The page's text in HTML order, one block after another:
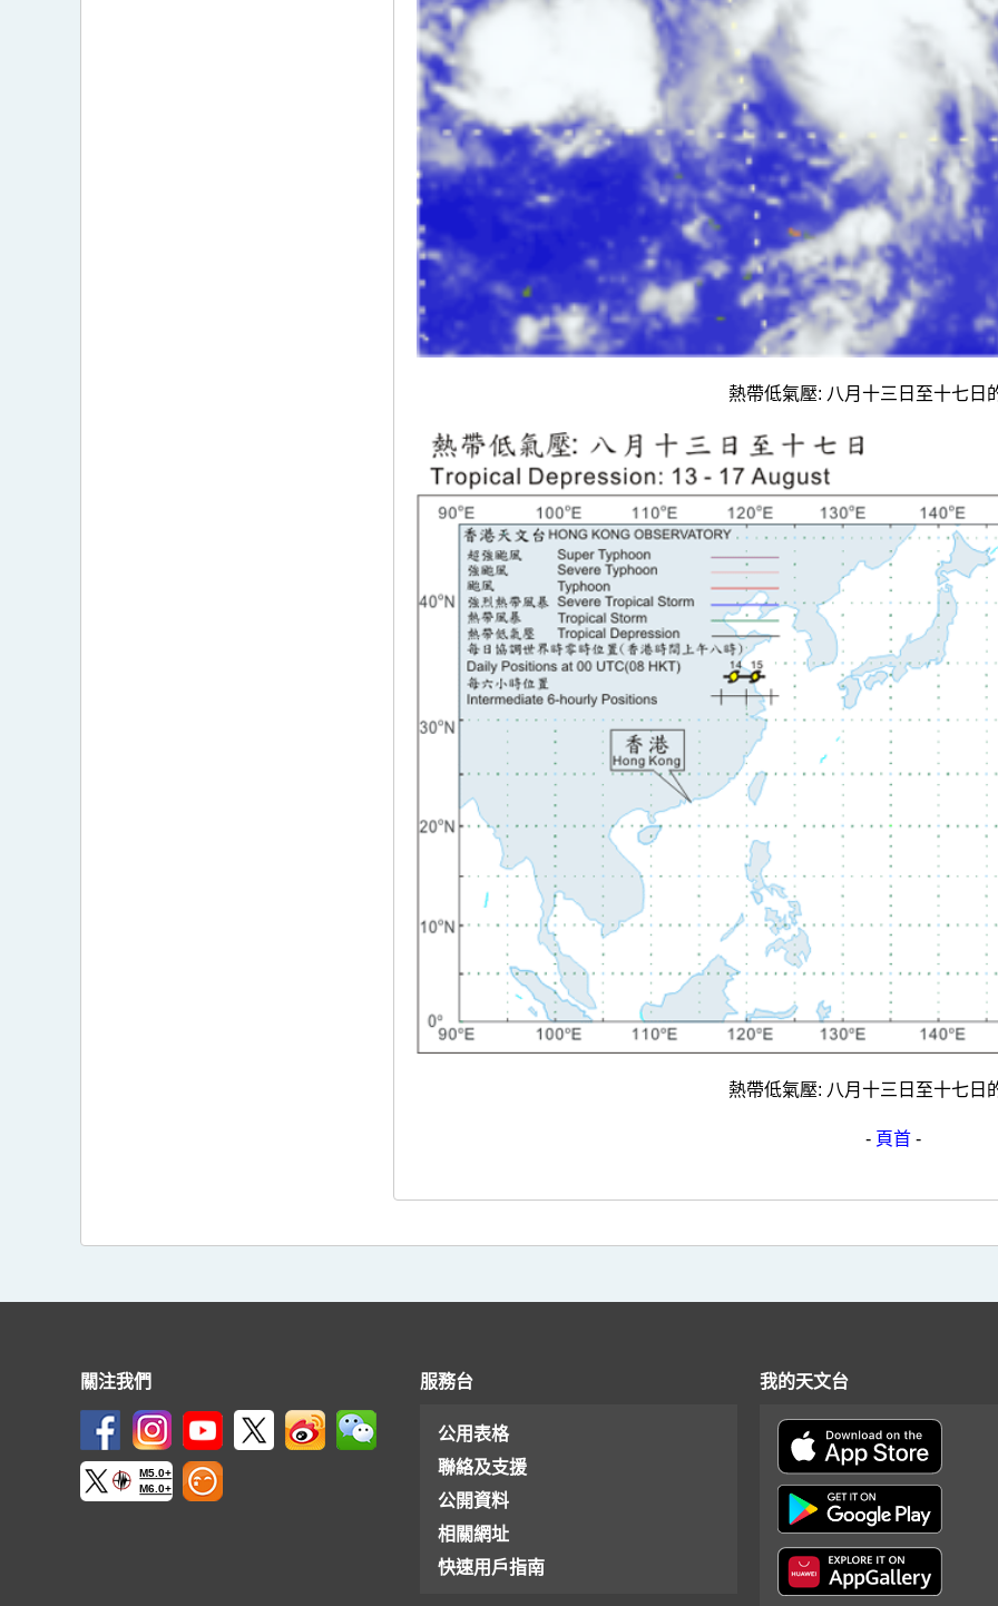
熱帶低氣壓: 八月十三日至十七日
熱帶低氣壓: 八月十三日至十七日
- 頁首 -
關注我們
M5.0+
M6.0+
服務台
公用表格
聯絡及支援
公開資料
相關網址
快速用戶指南
我的天文台